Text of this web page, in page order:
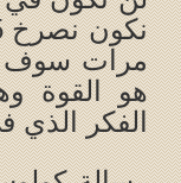
مرات سوف
هو القوة
الفكر الذي